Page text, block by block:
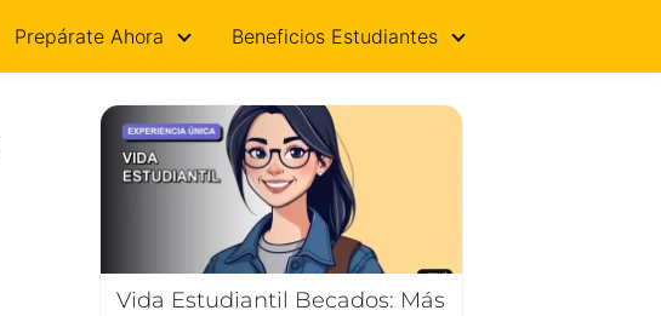
Prepárate Ahora Beneficios Estudiantes
Vida Estudiantil Becados: Más